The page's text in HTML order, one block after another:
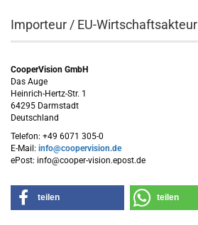
Importeur / EU-Wirtschaftsakteur
CooperVision GmbH
Das Auge
Heinrich-Hertz-Str. 1
64295 Darmstadt
Deutschland
Telefon: +49 6071 305-0
E-Mail: info@coopervision.de
ePost: info@cooper-vision.epost.de
teilen teilen